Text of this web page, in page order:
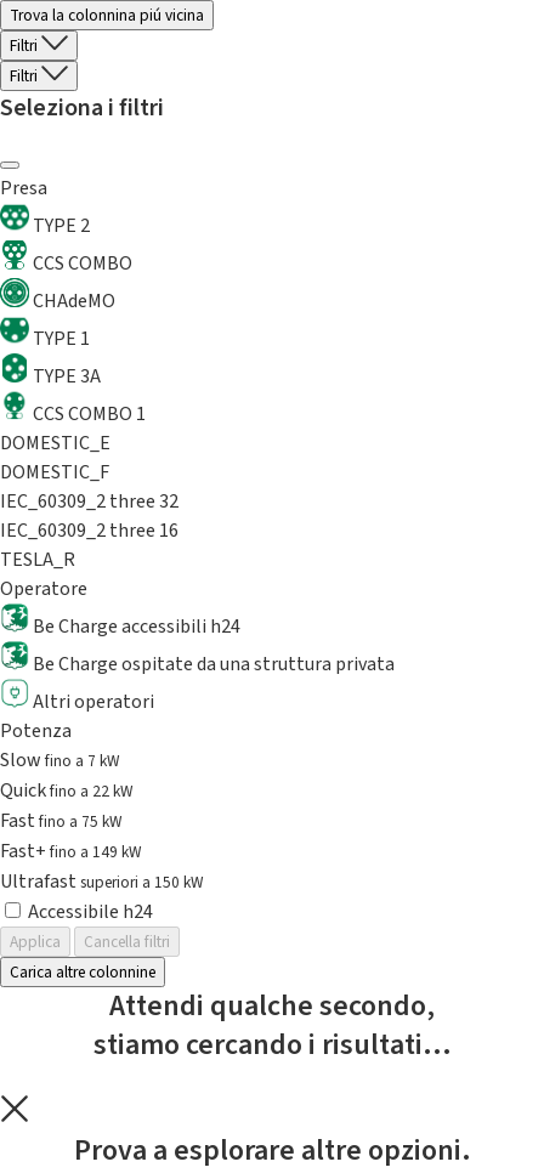
Trova la colonnina piú vicina
Filtri
Filtri
Seleziona i filtri
Presa
TYPE 2
CCS COMBO
CHAdeMO
TYPE 1
TYPE 3A
CCS COMBO 1
DOMESTIC_E
DOMESTIC_F
IEC_60309_2 three 32
IEC_60309_2 three 16
TESLA_R
Operatore
Be Charge accessibili h24
Be Charge ospitate da una struttura privata
Altri operatori
Potenza
Slowfino a 7 kW
Quickfino a 22 kW
Fastfino a 75 kW
Fast+fino a 149 kW
Ultrafast superiori a 150 kW
Accessibile h24
Applica
Cancella filtri
Carica altre colonnine
Attendi qualche secondo,
stiamo cercando i risultati...
Prova a esplorare altre opzioni.